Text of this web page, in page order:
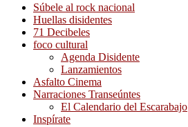
Súbele al rock nacional
Huellas disidentes
71 Decibeles
foco cultural
Agenda Disidente
Lanzamientos
Asfalto Cinema
Narraciones Transeúntes
El Calendario del Escarabajo
Inspírate